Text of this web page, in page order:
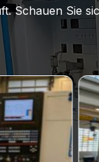
Schauen Sie